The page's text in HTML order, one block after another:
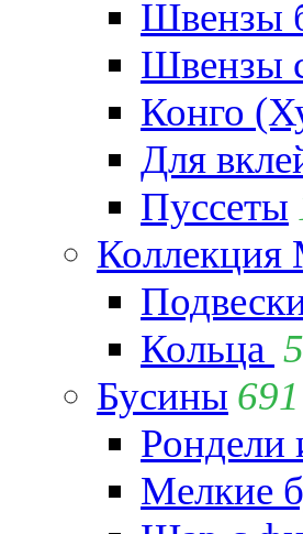
Швензы
Швензы
Конго
Для
Пуссеты
Коллекция
Кольца
Бусины 691
Рондели
Мелкие